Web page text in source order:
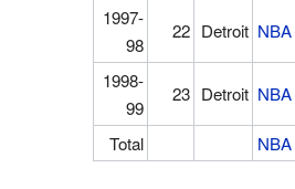
1997-
98
22 Detroit NBA
1998-
99
23 Detroit NBA
Total NBA